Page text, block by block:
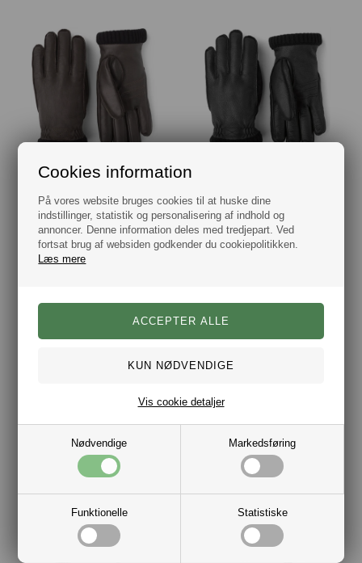
Cookies information
På vores website bruges cookies til at huske dine
indstillinger, statistik og personalisering af indhold og
annoncer. Denne information deles med tredjepart. Ved
fortsat brug af websiden godkender du cookiepolitikken.
Læs mere
Nødvendige Markedsføring
Funktionelle Statistiske
Vis cookie detaljer
Hestra Deerskin Primaloft Rib Læder Handske Mørkebrun